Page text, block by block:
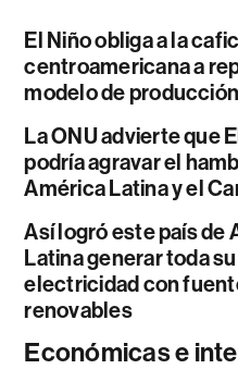
El Niño obliga a la
centroamericana a
modelo de producción
La ONU advierte que
podría agravar el
América Latina y el
Así logró este país de
Latina generar toda su
electricidad con
renovables
Económicas e